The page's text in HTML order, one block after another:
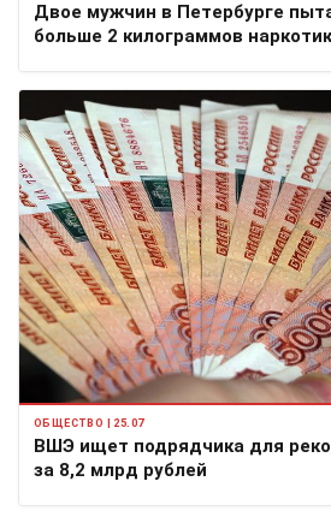
Двое мужчин в Петербурге
больше 2 килограммов
ОБЩЕСТВО | 25.07
ВШЭ ищет подрядчика для
за 8,2 млрд рублей